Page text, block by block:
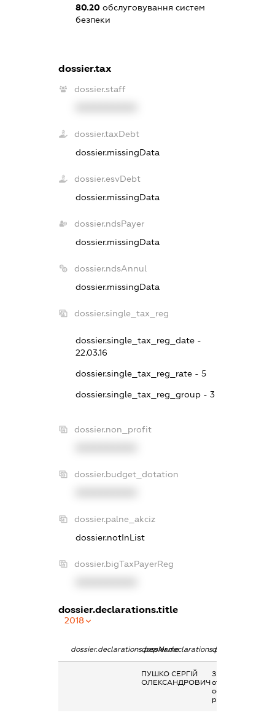
80.20 обслуговування систем
безпеки
dossier.tax
dossier.staff
dossier.taxDebt
dossier.missingData
dossier.esvDebt
dossier.missingData
dossier.ndsPayer
dossier.missingData
dossier.ndsAnnul
dossier.missingData
dossier.single_tax_reg
dossier.single_tax_reg_date -
22.03.16
dossier.single_tax_reg_rate - 5
dossier.single_tax_reg_group - 3
dossier.non_profit
dossier.budget_dotation
dossier.palne_akciz
dossier.notInList
dossier.bigTaxPayerReg
dossier.declarations.title
2018
dossier.declarations.pepNamedossier.declarations.personName
ПУШКО СЕРГІЙ
ОЛЕКСАНДРОВИЧ
Заробітна плата
отримана за
основним місцем
роботи